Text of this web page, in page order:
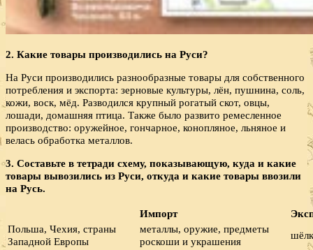
2. Какие товары производились на Руси?
На Руси производились разнообразные товары для собственного
потребления и экспорта: зерновые культуры, лён, пушнина, соль,
кожи, воск, мёд. Разводился крупный рогатый скот, овцы,
лошади, домашняя птица. Также было развито ремесленное
производство: оружейное, гончарное, конопляное, льняное и
велась обработка металлов.
3. Составьте в тетради схему, показывающую, куда и какие
товары вывозились из Руси, откуда и какие товары ввозили
на Русь.
Импорт
Польша, Чехия, страны
Западной Европы
металлы, оружие, предметы
роскоши и украшения